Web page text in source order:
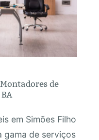
de
em Simões Filho
gama de serviços